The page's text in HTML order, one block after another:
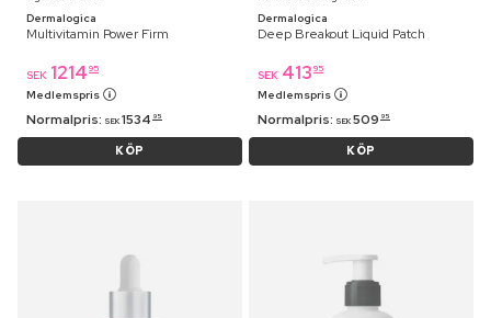
Dermalogica
Multivitamin Power Firm
SEK 1214 95
Medlemspris
Normalpris: SEK 1534 95
KÖP
Dermalogica
Deep Breakout Liquid Patch
SEK 413 95
Medlemspris
Normalpris: SEK 509 95
KÖP